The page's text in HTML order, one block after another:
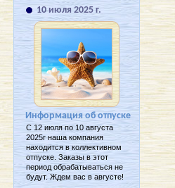
10 июля 2025 г.
Информация об отпуске
С 12 июля по 10 августа
2025г наша компания
находится в коллективном
отпуске. Заказы в этот
период обрабатываться не
будут. Ждем вас в августе!